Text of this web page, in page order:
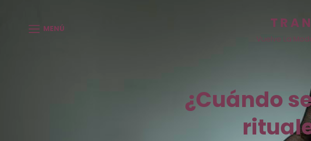
MENÚ
Vuelve La
¿Cuándo